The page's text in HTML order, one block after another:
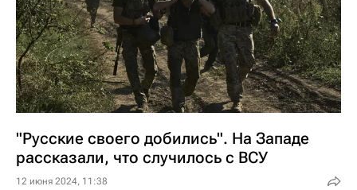
"Русские своего добились". На Западе
рассказали, что случилось с ВСУ
12 июня 2024, 11:38